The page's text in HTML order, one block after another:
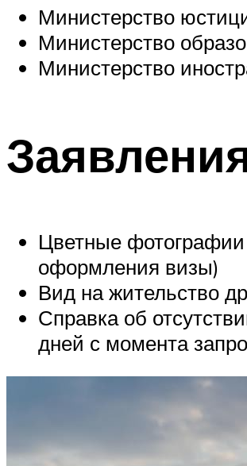
Министерство
Министерство
Министерство
Цветные
оформления визы)
Вид на жительство
Справка об
дней с момента